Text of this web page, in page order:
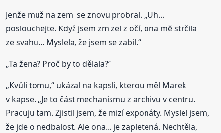
Jenže muž na zemi se znovu probral. „Uh...
poslouchejte. Když jsem zmizel z očí, ona mě strčila
ze svahu... Myslela, že jsem se zabil.“
„Ta žena? Proč by to dělala?“
„Kvůli tomu,“ ukázal na kapsli, kterou měl Marek
v kapse. „Je to část mechanismu z archivu v centru.
Pracuju tam. Zjistil jsem, že mizí exponáty. Myslel jsem,
že jde o nedbalost. Ale ona... je zapletená. Nechtěla,